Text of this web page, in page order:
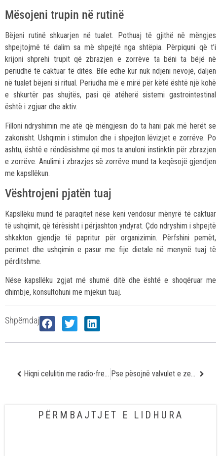
Mësojeni trupin në rutinë
Bëjeni rutinë shkuarjen në tualet. Pothuaj të gjithë në mëngjes
shpejtojmë të dalim sa më shpejtë nga shtëpia. Përpiquni që t’i
krijoni shprehi trupit që zbrazjen e zorrëve ta bëni ta bëjë në
periudhë të caktuar të ditës. Bile edhe kur nuk ndjeni nevojë, daljen
në tualet bëjeni si ritual. Periudha më e mirë për këtë është një kohë
e shkurtër pas shujtës, pasi që atëherë sistemi gastrointestinal
është i zgjuar dhe aktiv.
Filloni ndryshimin me atë që mëngjesin do ta hani pak më herët se
zakonisht. Ushqimin i stimulon dhe i shpejton lëvizjet e zorrëve. Po
ashtu, është e rëndësishme që mos ta anuloni instinktin për zbrazjen
e zorrëve. Anulimi i zbrazjes së zorrëve mund ta keqësojë gjendjen
me kapsllëkun.
Vështrojeni pjatën tuaj
Kapsllëku mund të paraqitet nëse keni vendosur mënyrë të caktuar
të ushqimit, që tërësisht i përjashton yndyrat. Çdo ndryshim i shpejtë
shkakton gjendje të papritur për organizimin. Përfshini pemët,
perimet dhe ushqimin e pasur me fije dietale në menynë tuaj të
përditshme.
Nëse kapsllëku zgjat më shumë ditë dhe është e shoqëruar me
dhimbje, konsultohuni me mjekun tuaj.
Shpërndaj
Hiqni celulitin me radio-frekuencë Pse pësojnë valvulet e zemrës?
PËRMBAJTJET E LIDHURA